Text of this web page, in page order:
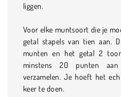
liggen.
Voor elke muntsoort die je
getal stapels van tien aan.
munten en het getal 2
minstens 20 punten
verzamelen. Je hoeft het
keer te doen.